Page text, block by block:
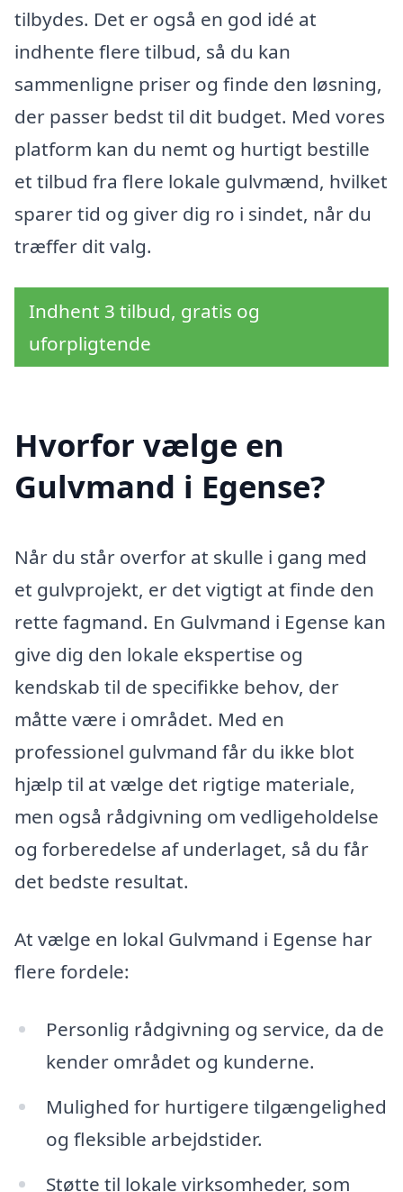
tilbydes. Det er også en god idé at
indhente flere tilbud, så du kan
sammenligne priser og finde den løsning,
der passer bedst til dit budget. Med vores
platform kan du nemt og hurtigt bestille
et tilbud fra flere lokale gulvmænd, hvilket
sparer tid og giver dig ro i sindet, når du
træffer dit valg.
Indhent 3 tilbud, gratis og
uforpligtende
Hvorfor vælge en
Gulvmand i Egense?
Når du står overfor at skulle i gang med
et gulvprojekt, er det vigtigt at finde den
rette fagmand. En Gulvmand i Egense kan
give dig den lokale ekspertise og
kendskab til de specifikke behov, der
måtte være i området. Med en
professionel gulvmand får du ikke blot
hjælp til at vælge det rigtige materiale,
men også rådgivning om vedligeholdelse
og forberedelse af underlaget, så du får
det bedste resultat.
At vælge en lokal Gulvmand i Egense har
flere fordele:
Personlig rådgivning og service, da de
kender området og kunderne.
Mulighed for hurtigere tilgængelighed
og fleksible arbejdstider.
Støtte til lokale virksomheder, som